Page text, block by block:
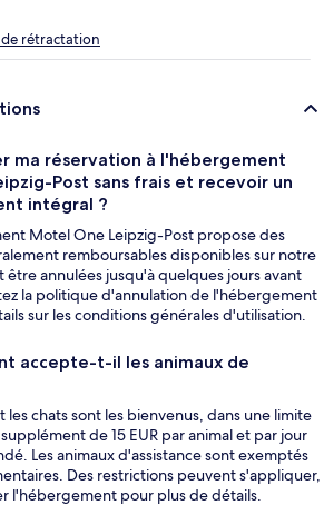
rétractation
ma réservation à l'hébergement
Post sans frais et recevoir un
intégral ?
Motel One Leipzig-Post propose des
remboursables disponibles sur notre
annulées jusqu'à quelques jours avant
la politique d'annulation de l'hébergement
sur les conditions générales d'utilisation.
accepte-t-il les animaux de
les chats sont les bienvenus, dans une limite
de 15 EUR par animal et par jour
Les animaux d'assistance sont exemptés
Des restrictions peuvent s'appliquer,
l'hébergement pour plus de détails.